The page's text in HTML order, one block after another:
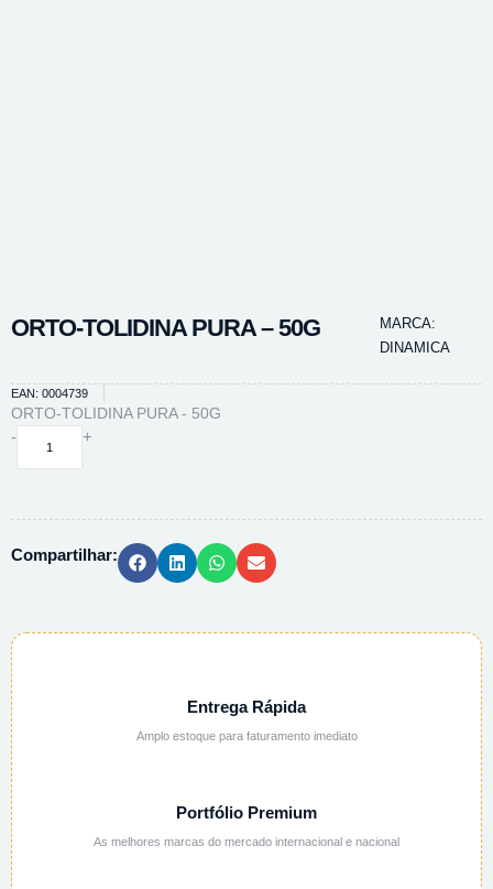
ORTO-TOLIDINA PURA – 50G
MARCA:
DINAMICA
EAN: 0004739
ORTO-TOLIDINA PURA - 50G
-
ORTO-
quantidade
+
Compartilhar:
Entrega Rápida
Amplo estoque para faturamento imediato
Portfólio Premium
As melhores marcas do mercado internacional e nacional